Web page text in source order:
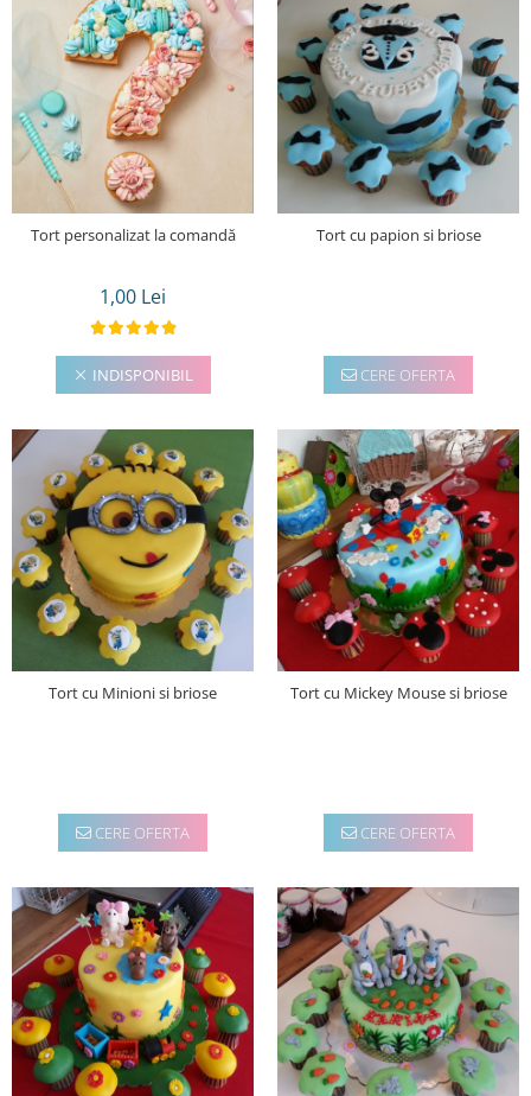
Torturi in frosting- crema pentru
Torturi cu flori
Tortulețe 1.7 kg - 2 kg
Tort personalizat la comandă
1,00 Lei
INDISPONIBIL
Tort cu papion si briose
CERE OFERTA
Tort cu Minioni si briose
CERE OFERTA
Tort cu Mickey Mouse si briose
CERE OFERTA